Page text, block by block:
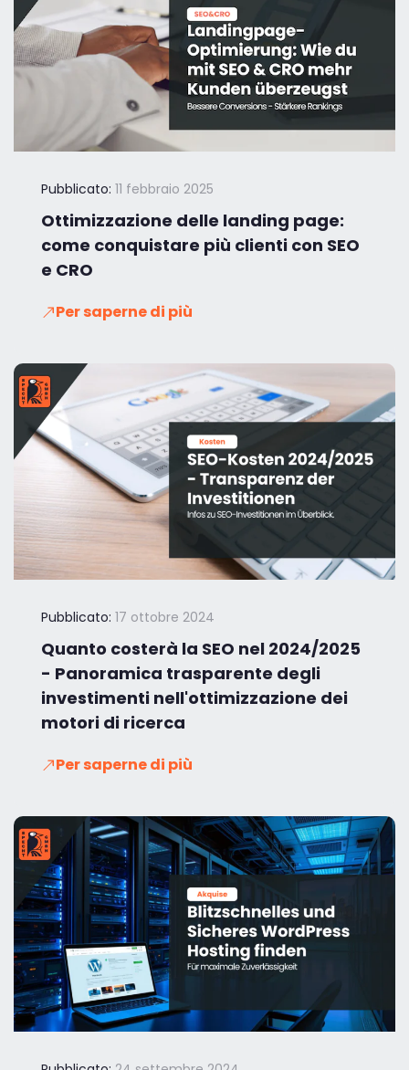
Pubblicato: 11 febbraio 2025
Ottimizzazione delle landing page:
come conquistare più clienti con SEO
e CRO
Per saperne di più
Pubblicato: 17 ottobre 2024
Quanto costerà la SEO nel 2024/2025
- Panoramica trasparente degli
investimenti nell'ottimizzazione dei
motori di ricerca
Per saperne di più